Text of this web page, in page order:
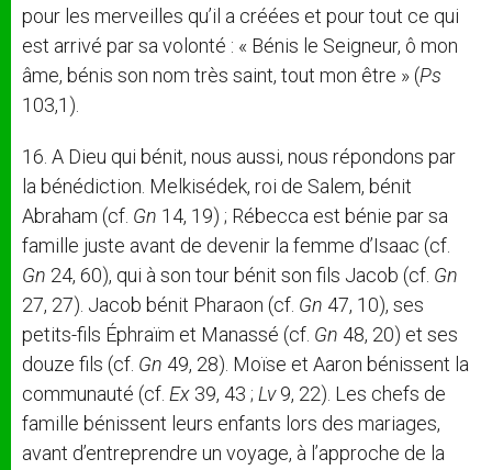
pour les merveilles qu’il a créées et pour tout ce qui
est arrivé par sa volonté : « Bénis le Seigneur, ô mon
âme, bénis son nom très saint, tout mon être » (Ps
103,1).
16. A Dieu qui bénit, nous aussi, nous répondons par
la bénédiction. Melkisédek, roi de Salem, bénit
Abraham (cf. Gn 14, 19) ; Rébecca est bénie par sa
famille juste avant de devenir la femme d’Isaac (cf.
Gn 24, 60), qui à son tour bénit son fils Jacob (cf. Gn
27, 27). Jacob bénit Pharaon (cf. Gn 47, 10), ses
petits-fils Éphraïm et Manassé (cf. Gn 48, 20) et ses
douze fils (cf. Gn 49, 28). Moïse et Aaron bénissent la
communauté (cf. Ex 39, 43 ; Lv9, 22). Les chefs de
famille bénissent leurs enfants lors des mariages,
avant d’entreprendre un voyage, à l’approche de la